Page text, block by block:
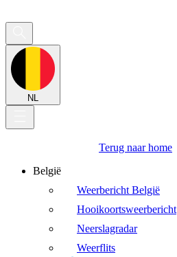
NL
Terug naar home
België
Weerbericht België
Hooikoortsweerbericht
Neerslagradar
Weerflits